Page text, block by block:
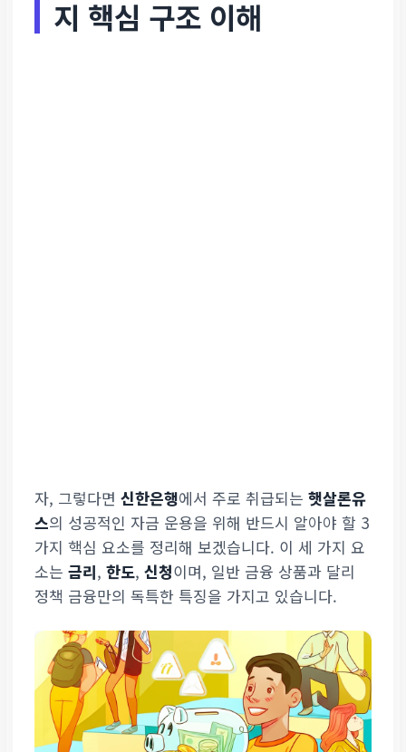
지 핵심 구조 이해
자, 그렇다면신한은행에서 주로 취급되는햇살론유
스의 성공적인 자금 운용을 위해 반드시 알아야 할 3
가지 핵심 요소를 정리해 보겠습니다. 이 세 가지 요
소는금리,한도,신청이며, 일반 금융 상품과 달리
정책 금융만의 독특한 특징을 가지고 있습니다.